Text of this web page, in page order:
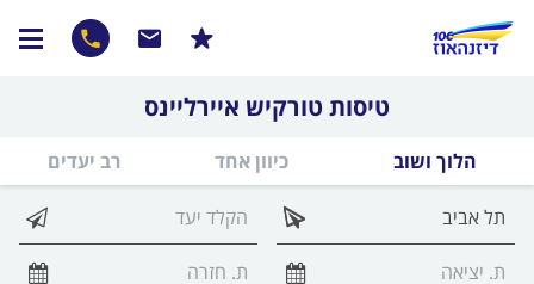
טיסות טורקיש איירליינס
הלוך ושוב כיוון אחד רב יעדים